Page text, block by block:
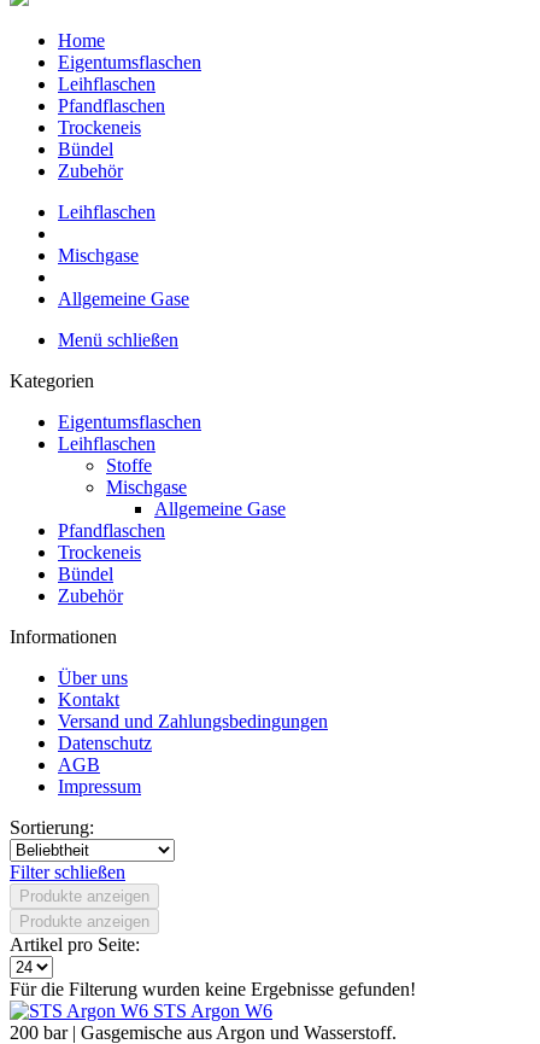
Home
Eigentumsflaschen
Leihflaschen
Pfandflaschen
Trockeneis
Bündel
Zubehör
Leihflaschen
Mischgase
Allgemeine Gase
Menü schließen
Kategorien
Eigentumsflaschen
Leihflaschen
Stoffe
Mischgase
Allgemeine Gase
Pfandflaschen
Trockeneis
Bündel
Zubehör
Informationen
Über uns
Kontakt
Versand und Zahlungsbedingungen
Datenschutz
AGB
Impressum
Sortierung:
Filter schließen
Produkte anzeigen
Produkte anzeigen
Artikel pro Seite:
Für die Filterung wurden keine Ergebnisse gefunden!
STS Argon W6
200 bar | Gasgemische aus Argon und Wasserstoff.